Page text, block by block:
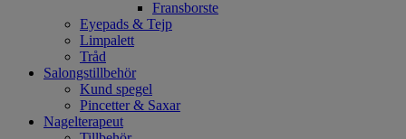
Fransborste
Eyepads & Tejp
Limpalett
Tråd
Salongstillbehör
Kund spegel
Pincetter & Saxar
Nagelterapeut